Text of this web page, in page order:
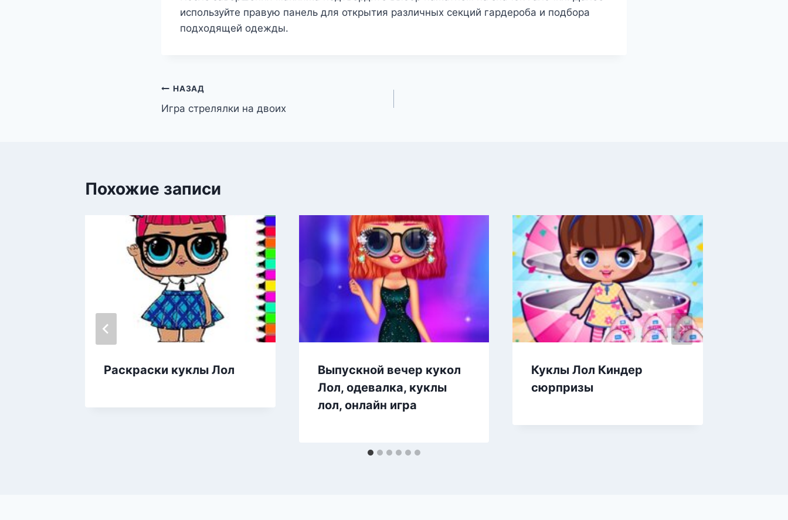
используйте правую панель для открытия различных секций гардероба и подбора
подходящей одежды.
Навигация
по
НАЗАД
Игра стрелялки на двоих
Похожие записи
Раскраски куклы Лол
Выпускной вечер кукол
Лол, одевалка, куклы
лол, онлайн игра
Куклы Лол Киндер
сюрпризы